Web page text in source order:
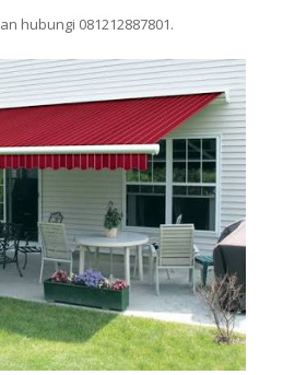
hubungi 081212887801.